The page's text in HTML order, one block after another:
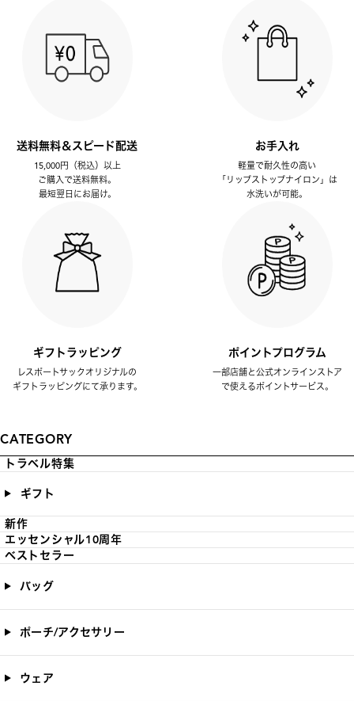
送料無料＆スピード配送
15,000円（税込）以上
ご購入で送料無料。
最短翌日にお届け。
お手入れ
軽量で耐久性の高い
「リップストップナイロン」は
水洗いが可能。
ギフトラッピング
レスポートサックオリジナルの
ギフトラッピングにて承ります。
ポイントプログラム
一部店舗と公式オンラインストア
で使えるポイントサービス。
CATEGORY
トラベル特集
ギフト
新作
エッセンシャル10周年
ベストセラー
バッグ
ポーチ/アクセサリー
ウェア